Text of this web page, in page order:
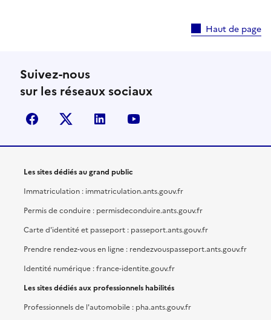
Haut de page
Suivez-nous
sur les réseaux sociaux
facebook X (anciennement Twitter)
linkedin
Les sites dédiés au grand public
Immatriculation : immatriculation.ants.gouv.fr
Permis de conduire : permisdeconduire.ants.gouv.fr
Carte d'identité et passeport : passeport.ants.gouv.fr
Prendre rendez-vous en ligne : rendezvouspasseport.ants.gouv.fr
Identité numérique : france-identite.gouv.fr
Les sites dédiés aux professionnels habilités
Professionnels de l'automobile : pha.ants.gouv.fr